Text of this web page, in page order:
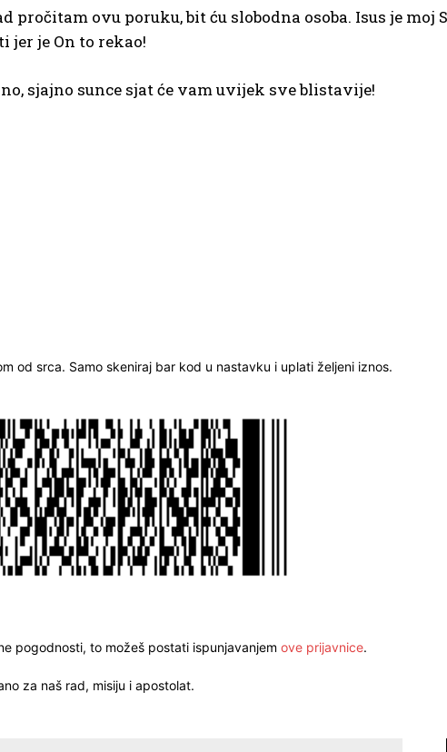
pročitam ovu poruku, bit ću slobodna osoba. Isus je moj
jer je On to rekao!
sjajno sunce sjat će vam uvijek sve blistavije!
od srca. Samo skeniraj bar kod u nastavku i uplati željeni iznos.
pogodnosti, to možeš postati ispunjavanjem ove prijavnice.
za naš rad, misiju i apostolat.